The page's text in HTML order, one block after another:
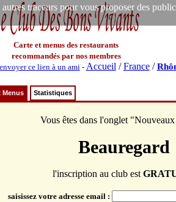
traceurs pour vous proposer des
Carte et menus des restaurants
recommandés par nos membres
envoyer ce lien à un ami- Accueil /France/
Menus Statistiques
Vous êtes dans l'onglet
Beauregard
l'inscription au club est
saisissez votre adresse email :